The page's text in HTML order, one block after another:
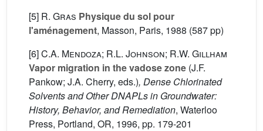
[5] R. Gras Physique du sol pour
l'aménagement, Masson, Paris, 1988 (587 pp)
[6]C.A. Mendoza; R.L. Johnson; R.W. Gillham
Vapor migration in the vadose zone (J.F.
Pankow; J.A. Cherry, eds.), Dense Chlorinated
Solvents and Other DNAPLs in Groundwater:
History, Behavior, and Remediation, Waterloo
Press, Portland, OR, 1996, pp. 179-201